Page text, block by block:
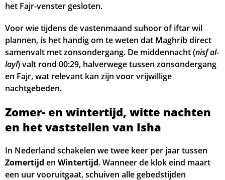
29, Za 05:15 06:50 13:44
30, Zo 05:17 06:52 13:44 17:29 20:35 22:15
31, Ma 05:19 06:53 13:43 17:28 20:33 22:13
het Fajr-venster gesloten.
Voor wie tijdens de vastenmaand suhoor of iftar wil
plannen, is het handig om te weten dat Maghrib direct
samenvalt met zonsondergang. De middennacht (nisf al-
layl) valt rond 00:29, halverwege tussen zonsondergang
en Fajr, wat relevant kan zijn voor vrijwillige
nachtgebeden.
Zomer- en wintertijd, witte nachten
en het vaststellen van Isha
In Nederland schakelen we twee keer per jaar tussen
Zomertijd en Wintertijd. Wanneer de klok eind maart
een uur vooruitgaat, schuiven alle gebedstijden